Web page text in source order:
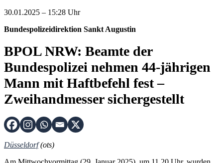
30.01.2025 – 15:28 Uhr
Bundespolizeidirektion Sankt Augustin
BPOL NRW: Beamte der
Bundespolizei nehmen 44-jährigen
Mann mit Haftbefehl fest –
Zweihandmesser sichergestellt
Düsseldorf(ots)